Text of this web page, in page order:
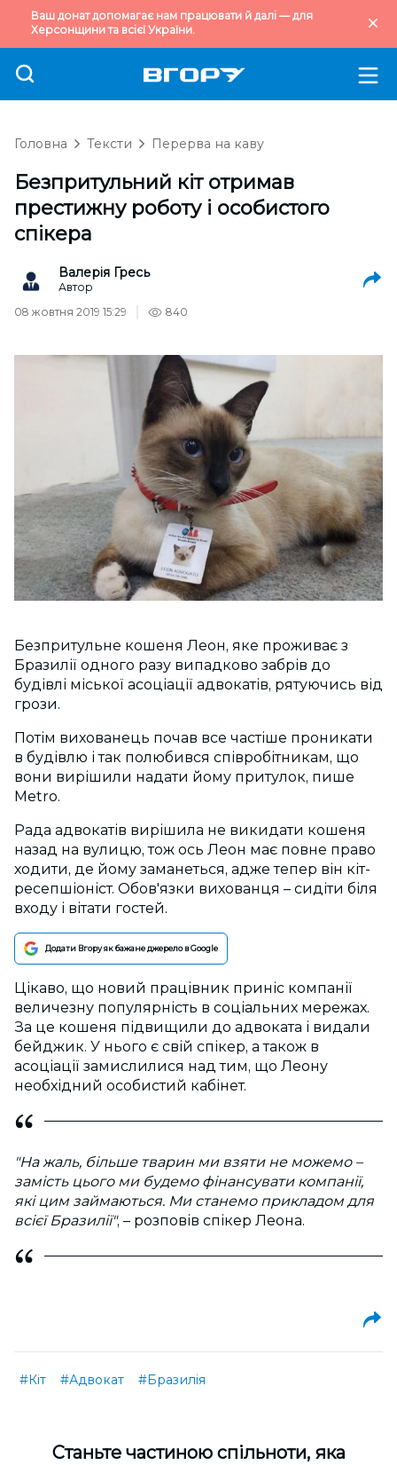
Ваш донат допомагає нам працювати й далі — для
Херсонщини та всієї України.
Головна Тексти Перерва на каву
Безпритульний кіт отримав
престижну роботу і особистого
спікера
Валерія Гресь
Автор
08 жовтня 2019 15:29
840
Безпритульне кошеня Леон, яке проживає з
Бразилії одного разу випадково забрів до
будівлі міської асоціації адвокатів, рятуючись від
грози.
Потім вихованець почав все частіше проникати
в будівлю і так полюбився співробітникам, що
вони вирішили надати йому притулок, пише
Metro.
Рада адвокатів вирішила не викидати кошеня
назад на вулицю, тож ось Леон має повне право
ходити, де йому заманеться, адже тепер він кіт-
ресепшіоніст. Обов'язки вихованця – сидіти біля
входу і вітати гостей.
Додати Вгору як бажане джерело в Google
Цікаво, що новий працівник приніс компанії
величезну популярність в соціальних мережах.
За це кошеня підвищили до адвоката і видали
бейджик. У нього є свій спікер, а також в
асоціації замислилися над тим, що Леону
необхідний особистий кабінет.
"На жаль, більше тварин ми взяти не можемо –
замість цього ми будемо фінансувати компанії,
які цим займаються. Ми станемо прикладом для
всієї Бразилії", – розповів спікер Леона.
#Кіт #Адвокат #Бразилія
Cтаньте частиною спільноти, яка